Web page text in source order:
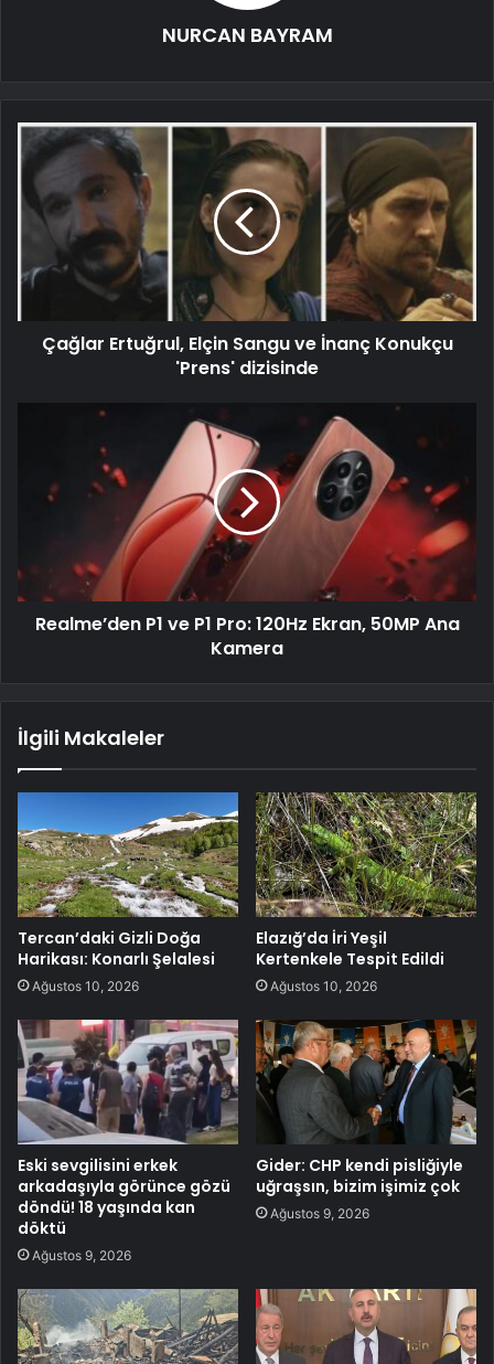
NURCAN BAYRAM
Çağlar Ertuğrul, Elçin Sangu ve İnanç Konukçu
'Prens' dizisinde
Realme’den P1 ve P1 Pro: 120Hz Ekran, 50MP Ana
Kamera
İlgili Makaleler
Tercan’daki Gizli Doğa
Harikası: Konarlı Şelalesi
Ağustos 10, 2026
Elazığ’da İri Yeşil
Kertenkele Tespit Edildi
Ağustos 10, 2026
Eski sevgilisini erkek
arkadaşıyla görünce gözü
döndü! 18 yaşında kan
döktü
Ağustos 9, 2026
Gider: CHP kendi pisliğiyle
uğraşsın, bizim işimiz çok
Ağustos 9, 2026